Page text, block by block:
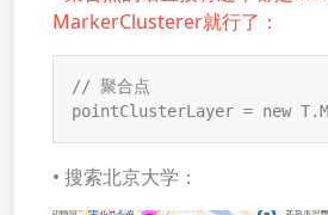
MarkerClusterer就行了：
// 聚合点
pointClusterLayer = new
• 搜索北京大学：